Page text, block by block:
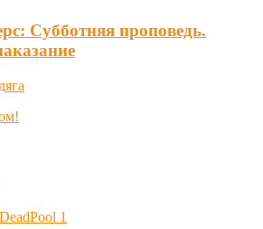
Субботняя проповедь.
DeadPool 1